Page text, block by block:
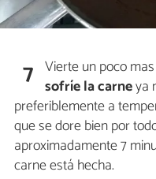
7 Vierte un poco
sofríe la carneya
preferiblemente a
que se dore bien por
aproximadamente 7
carne está hecha.